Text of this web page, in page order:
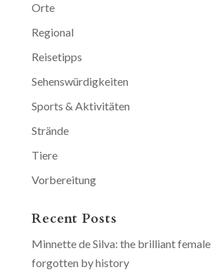
Orte
Regional
Reisetipps
Sehenswürdigkeiten
Sports & Aktivitäten
Strände
Tiere
Vorbereitung
Recent Posts
Minnette de Silva: the brilliant
forgotten by history